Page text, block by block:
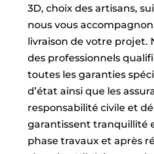
3D, choix des artisans,
nous vous
livraison de votre projet.
des professionnels
toutes les garanties
d’état ainsi que les
responsabilité civile et
garantissent tranquillité
phase travaux et après